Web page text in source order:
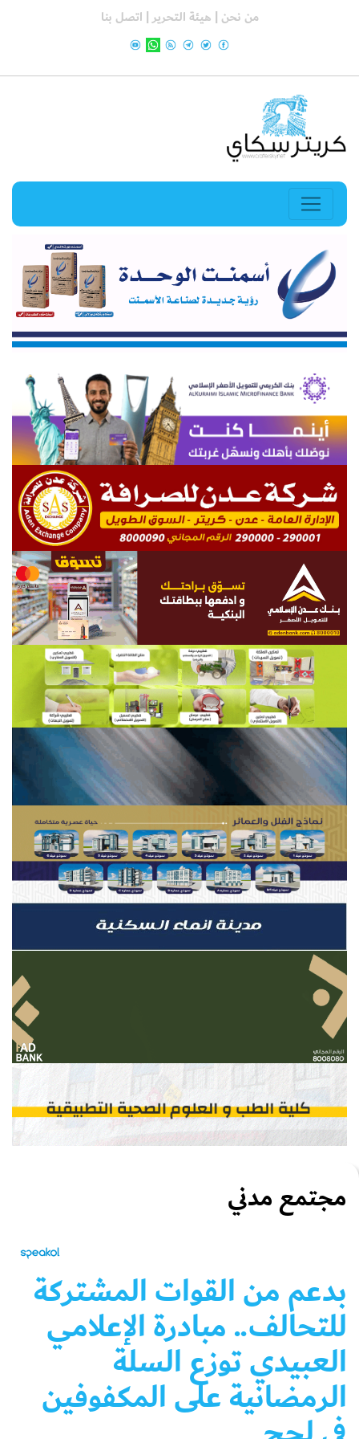
من نحن | هيئة التحرير | اتصل بنا
مجتمع مدني
بدعم من القوات المشتركة
للتحالف.. مبادرة الإعلامي
العبيدي توزع السلة
الرمضانية على المكفوفين